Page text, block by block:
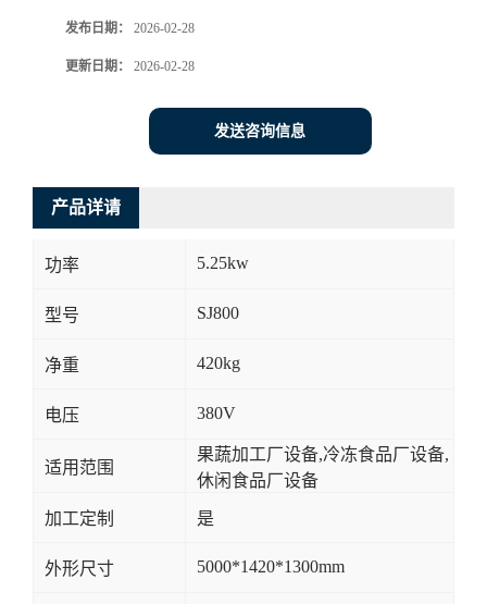
发布日期： 2026-02-28
更新日期： 2026-02-28
发送咨询信息
产品详请
功率 5.25kw
型号 SJ800
净重 420kg
电压 380V
适用范围
果蔬加工厂设备,冷冻食品厂设备,
休闲食品厂设备
加工定制 是
外形尺寸 5000*1420*1300mm